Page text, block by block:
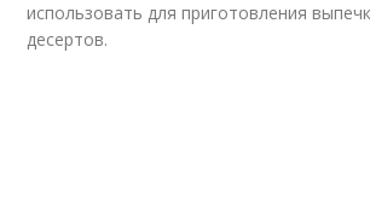
использовать для приготовления
десертов.